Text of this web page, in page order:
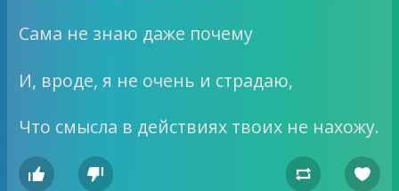
Сама не знаю даже почему
И, вроде, я не очень и страдаю,
Что смысла в действиях твоих не нахожу.
   